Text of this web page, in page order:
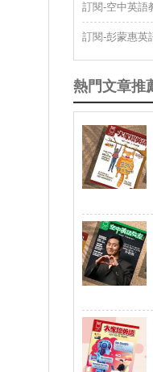
訂閱-空中英語
訂閱-彭蒙惠英
熱門文章推